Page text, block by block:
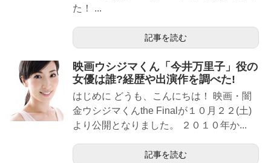
た！ ...
記事を読む
映画ウシジマくん「今井万里子」役の
女優は誰?経歴や出演作を調べた!
はじめに どうも、こんにちは！ 映画・闇
金ウシジマくんthe Finalが１０月２２(土)
より公開となりました。 ２０１０年か...
記事を読む